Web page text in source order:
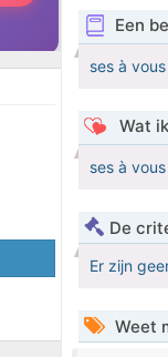
Een
ses à
Wat
ses à
De
Er zijn
Weet